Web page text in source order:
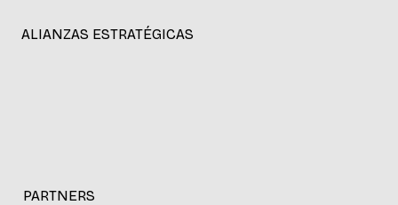
ALIANZAS ESTRATÉGICAS
PARTNERS